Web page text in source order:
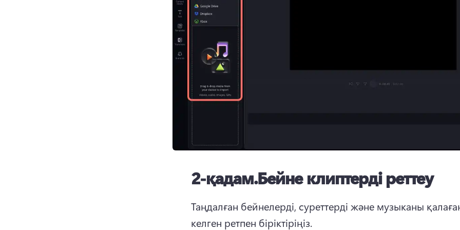
2-қадам.Бейне клиптерді реттеу
Таңдалған бейнелерді, суреттерді және музыканы
келген ретпен біріктіріңіз.